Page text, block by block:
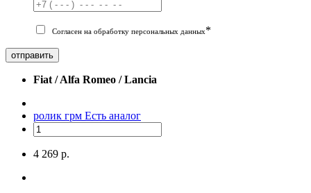
Согласен на обработку персональных данных*
отправить
Fiat / Alfa Romeo / Lancia
ролик грм Есть аналог
4 269 р.